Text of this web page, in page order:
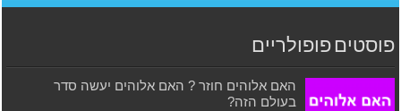
פוסטים פופולריים
האם אלוהים חוזר ? האם אלוהים יעשה סדר
בעולם הזה?